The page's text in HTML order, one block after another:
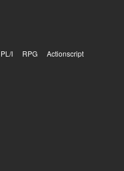
PL/I RPG
Actionscript